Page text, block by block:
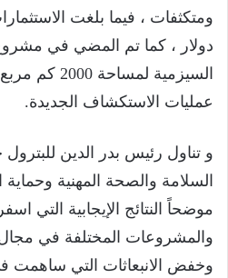
دولار ، كما تم المضي في مشروع
السيزمية
عمليات الاستكشاف الجديدة.
و تناول رئيس بدر الدين
السلامة والصحة المهنية
موضحاً النتائج الإيجابية التي
والمشروعات المختلفة في مجال